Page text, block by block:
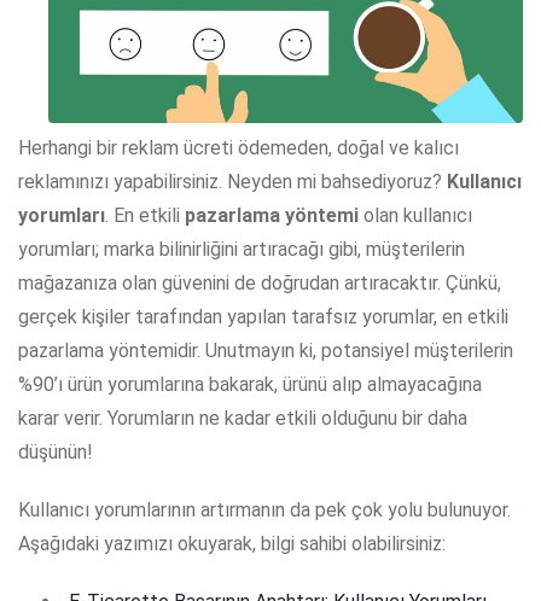
Herhangi bir reklam ücreti ödemeden, doğal ve kalıcı
reklamınızı yapabilirsiniz. Neyden mi bahsediyoruz? Kullanıcı
yorumları. En etkili pazarlama yöntemi olan kullanıcı
yorumları; marka bilinirliğini artıracağı gibi, müşterilerin
mağazanıza olan güvenini de doğrudan artıracaktır. Çünkü,
gerçek kişiler tarafından yapılan tarafsız yorumlar, en etkili
pazarlama yöntemidir. Unutmayın ki, potansiyel müşterilerin
%90’ı ürün yorumlarına bakarak, ürünü alıp almayacağına
karar verir. Yorumların ne kadar etkili olduğunu bir daha
düşünün!
Kullanıcı yorumlarının artırmanın da pek çok yolu bulunuyor.
Aşağıdaki yazımızı okuyarak, bilgi sahibi olabilirsiniz: